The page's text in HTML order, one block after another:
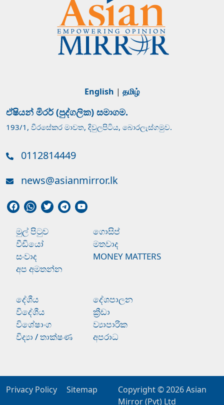
English | தமிழ்
ඒෂියන් මිරර් (පුද්ගලික) සමාගම.
193/1, වීරසේකර මාවත, දිවුලපිටිය, බොරලැස්ගමුව.
0112814449
news@asianmirror.lk
මුල් පිටුව
ගොසිප්
වීඩියෝ
මතවාද
සංවාද
MONEY MATTERS
අප අමතන්න
දේශීය
දේශපාලන
විදේශීය
ක්‍රීඩා
විශේෂාංග
ව්‍යාපාරික
විද්‍යා / තාක්ෂණ
අපරාධ
Privacy Policy Sitemap Copyright © 2026Asian
Mirror (Pvt) Ltd